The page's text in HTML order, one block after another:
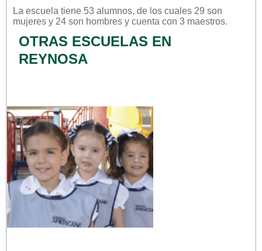
La escuela tiene 53 alumnos, de los cuales 29 son
mujeres y 24 son hombres y cuenta con 3 maestros.
OTRAS ESCUELAS EN
REYNOSA